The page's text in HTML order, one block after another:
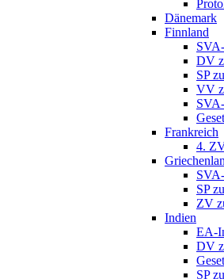
Dänemark
Finnland
DV
SP
VV
Frankreich
4.
SP
ZV
Indien
EA-
DV
SP